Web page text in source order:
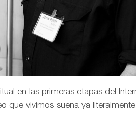
en las primeras etapas del
que vivimos suena ya